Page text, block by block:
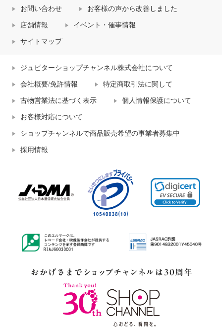
お問い合わせ お客様の声から改善しました
店舗情報 イベント・催事情報
サイトマップ
ジュピターショップチャンネル株式会社について
会社概要/免許情報 特定商取引法に関して
古物営業法に基づく表示 個人情報保護について
お客様対応について
ショップチャンネルで商品販売希望の事業者募集中
採用情報